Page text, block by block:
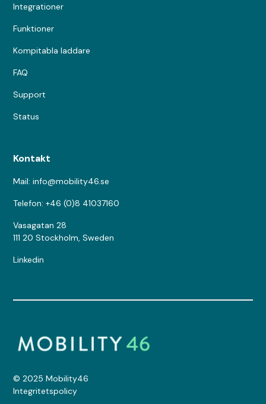
Integrationer
Funktioner
Kompitabla laddare
FAQ
Support
Status
Kontakt
Mail: info@mobility46.se
Telefon: +46 (0)8 41037160
Vasagatan 28
111 20 Stockholm, Sweden
Linkedin
© 2025 Mobility46
Integritetspolicy